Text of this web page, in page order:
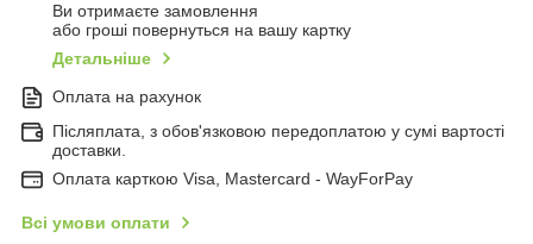
Ви отримаєте замовлення
або гроші повернуться на вашу картку
Детальніше
Оплата на рахунок
Післяплата, з обов'язковою передоплатою у сумі вартості
доставки.
Оплата карткою Visa, Mastercard - WayForPay
Всі умови оплати